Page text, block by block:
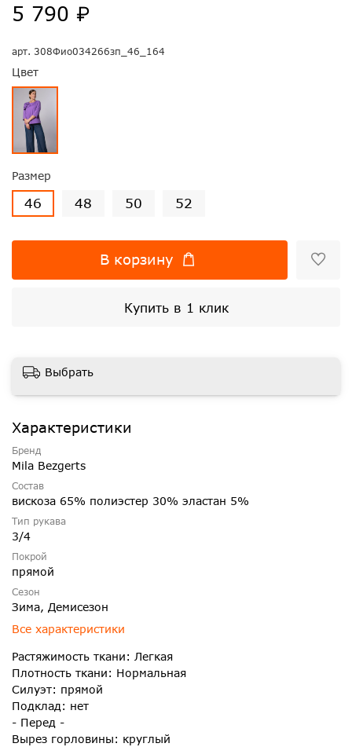
арт. 308Фио034266зп_46_164
Цвет
Размер
46 48 50 52
5 790 ₽
В корзину
Купить в 1 клик
Выбрать
Характеристики
Бренд
Mila Bezgerts
Состав
вискоза 65% полиэстер 30% эластан 5%
Тип рукава
3/4
Покрой
прямой
Сезон
Зима, Демисезон
Все характеристики
Растяжимость ткани: Легкая
Плотность ткани: Нормальная
Силуэт: прямой
Подклад: нет
- Перед -
Вырез горловины: круглый